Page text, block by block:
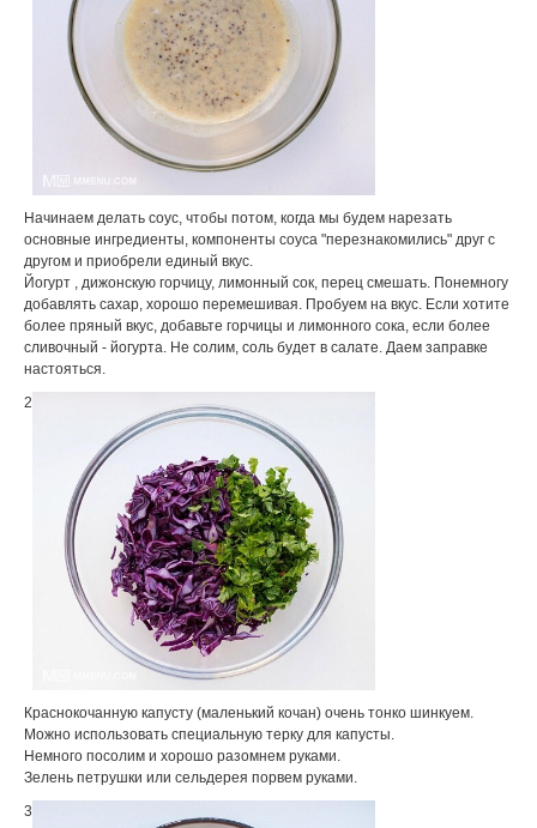
Начинаем делать соус, чтобы потом, когда мы будем нарезать
основные ингредиенты, компоненты соуса "перезнакомились" друг с
другом и приобрели единый вкус.
Йогурт , дижонскую горчицу, лимонный сок, перец смешать. Понемногу
добавлять сахар, хорошо перемешивая. Пробуем на вкус. Если хотите
более пряный вкус, добавьте горчицы и лимонного сока, если более
сливочный - йогурта. Не солим, соль будет в салате. Даем заправке
настояться.
2
Краснокочанную капусту (маленький кочан) очень тонко шинкуем.
Можно использовать специальную терку для капусты.
Немного посолим и хорошо разомнем руками.
Зелень петрушки или сельдерея порвем руками.
3